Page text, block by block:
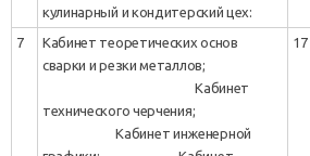
кулинарный и кондитерский цех:
7
Кабинет теоретических основ
сварки и резки металлов;
Кабинет
технического черчения;
Кабинет инженерной
17